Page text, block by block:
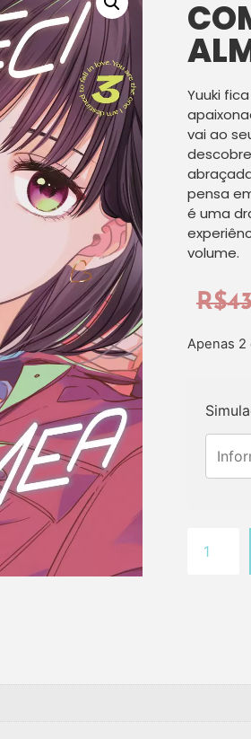
Yuuki
vai ao
pensa
é uma
volume.
R$
Apenas 2